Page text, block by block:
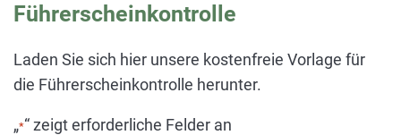
Führerscheinkontrolle
Laden Sie sich hier unsere kostenfreie Vorlage für
die Führerscheinkontrolle herunter.
„*“ zeigt erforderliche Felder an